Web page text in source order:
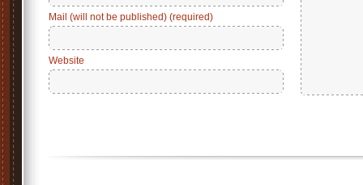
Mail (will not be published) (required)
Website